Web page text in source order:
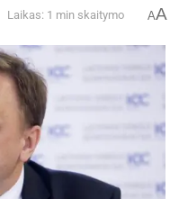
Laikas: 1 min skaitymo AA